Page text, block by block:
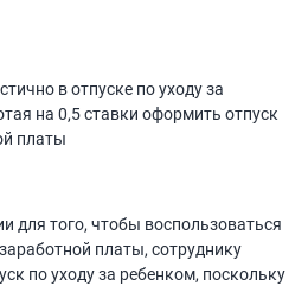
в отпуске по уходу за
на 0,5 ставки оформить отпуск
платы
для того, чтобы воспользоваться
платы, сотруднику
по уходу за ребенком, поскольку